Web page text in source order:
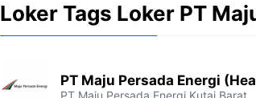
Loker Tags Loker PT
PT Maju Persada Energi
PT Maju Persada Energi Kutai Barat